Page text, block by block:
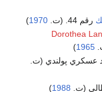
رقم 44. (ت. 1970
)
Dorothea
1965
)
عسكري پولندي (ت.
(ت. 1988
)